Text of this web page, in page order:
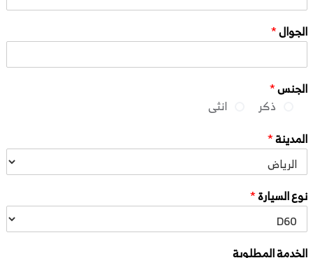
الجوال*
الجنس*
ذكر
انثى
المدينة*
نوع السيارة*
الخدمة المطلوبة